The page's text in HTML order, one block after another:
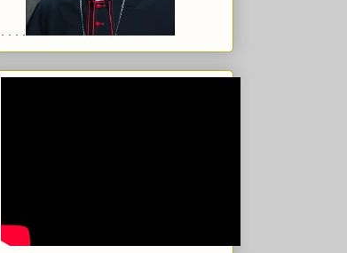
. . . .